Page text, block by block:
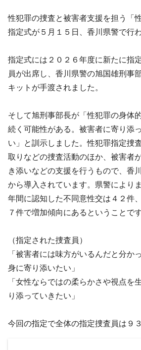
性犯罪の捜査と被害者支援を担う「
指定式が５月１５日、香川県警で行
指定式には２０２６年度に新たに指
員が出席し、香川県警の旭国雄刑事
キットが手渡されました。
そして旭刑事部長が「性犯罪の身体
続く可能性がある。被害者に寄り添
い」と訓示しました。性犯罪指定捜
取りなどの捜査活動のほか、被害者
き添いなどの支援を行うもので、香
から導入されています。県警により
年間に認知した不同意性交は４２件
７件で増加傾向にあるということです
（指定された捜査員）
「被害者には味方がいるんだと分か
身に寄り添いたい」
「女性ならではの柔らかさや視点を
り添っていきたい」
今回の指定で全体の指定捜査員は９